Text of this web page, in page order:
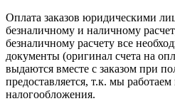
Оплата заказов юридическими
безналичному и наличному
безналичному расчету все
документы (оригинал счета на
выдаются вместе с заказом при
предоставляется, т.к. мы
налогообложения.